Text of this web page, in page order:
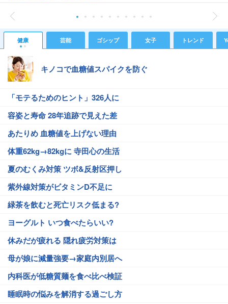
健康 芸能 ゴシップ 女子 トレンド
キノコで血糖値スパイクを防ぐ
「モテるためのヒント」326人に
容姿と寿命 28年追跡で見えた差
あたりめ 血糖値を上げない理由
体重62kg→82kgに 寺田心の生活
夏のむくみ対策 ツボ&反射区押し
紫外線対策がビタミンD不足に
緑茶を飲むと死亡リスク低まる?
ヨーグルト いつ食べたらいい?
休みだが疲れる 隠れ疲労対策は
母が娘に減量強要→家庭内別居へ
内科医が低糖質麺を食べ比べ検証
睡眠時の悩みを解消する過ごし方